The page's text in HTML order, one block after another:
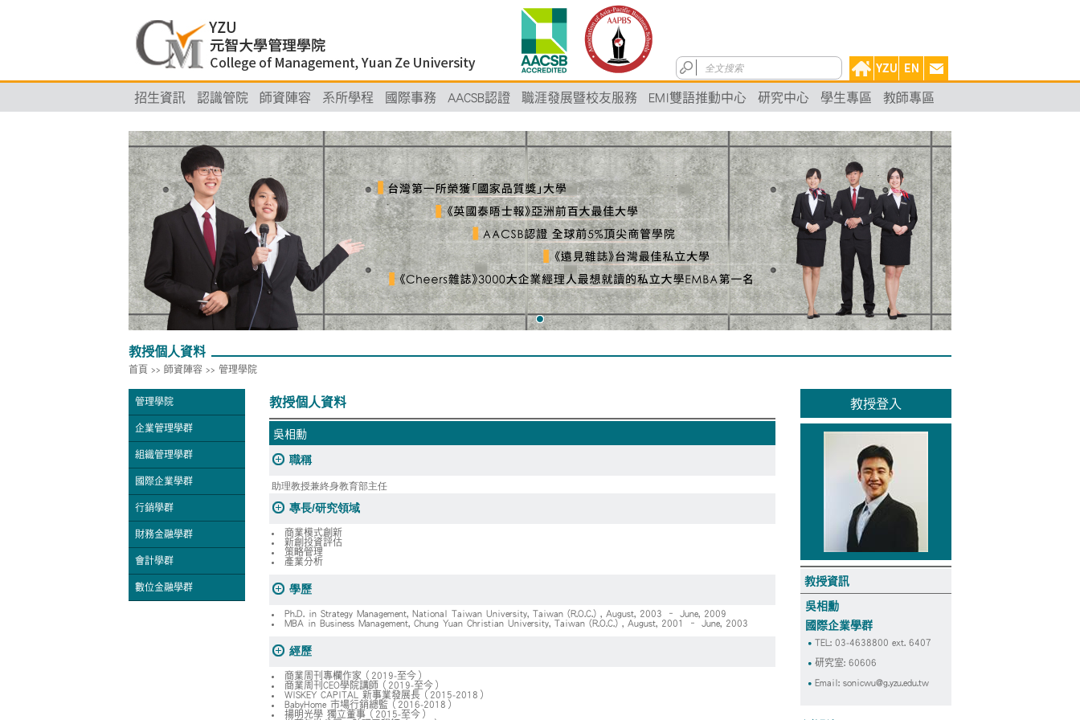
招生資訊 認識管院 師資陣容 系所學程 國際事務 AACSB認證 職涯發展暨校友服務 EMI雙語推動中心 研究中心 學生專區 教師專區
教授個人資料
首頁 >> 師資陣容 >> 管理學院
管理學院
企業管理學群
組織管理學群
國際企業學群
行銷學群
財務金融學群
會計學群
數位金融學群
教授個人資料
吳相勳
職稱
助理教授兼終身教育部主任
專長/研究領域
商業模式創新
新創投資評估
策略管理
產業分析
學歷
Ph.D. in Strategy Management, National Taiwan University, Taiwan (R.O.C.) , August, 2003 – June, 2009
MBA in Business Management, Chung Yuan Christian University, Taiwan (R.O.C.) , August, 2001 – June, 2003
經歷
商業周刊專欄作家（2019-至今）
商業周刊CEO學院講師（2019-至今）
WISKEY CAPITAL 新事業發展長（2015-2018）
BabyHome 市場行銷總監（2016-2018）
揚明光學 獨立董事（2015-至今）
教授登入
教授資訊
吳相勳
國際企業學群
TEL: 03-4638800 ext. 6407
研究室: 60606
Email: sonicwu@g.yzu.edu.tw